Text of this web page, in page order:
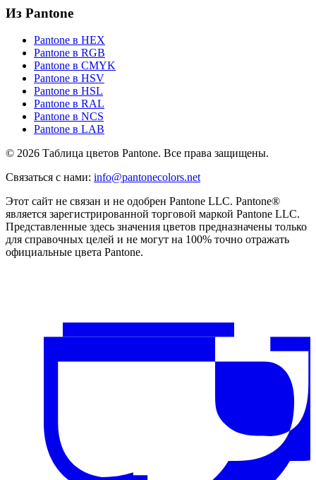
Из Pantone
Pantone в HEX
Pantone в RGB
Pantone в CMYK
Pantone в HSV
Pantone в HSL
Pantone в RAL
Pantone в NCS
Pantone в LAB
© 2026 Таблица цветов Pantone. Все права защищены.
Связаться с нами: info@pantonecolors.net
Этот сайт не связан и не одобрен Pantone LLC. Pantone®
является зарегистрированной торговой маркой Pantone LLC.
Представленные здесь значения цветов предназначены только
для справочных целей и не могут на 100% точно отражать
официальные цвета Pantone.